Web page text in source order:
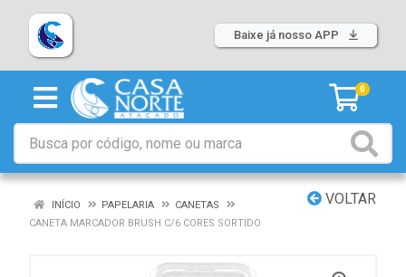
Baixe já nosso APP
0
VOLTAR
INÍCIO PAPELARIA
CANETAS
CANETA MARCADOR BRUSH C/6 CORES SORTIDO